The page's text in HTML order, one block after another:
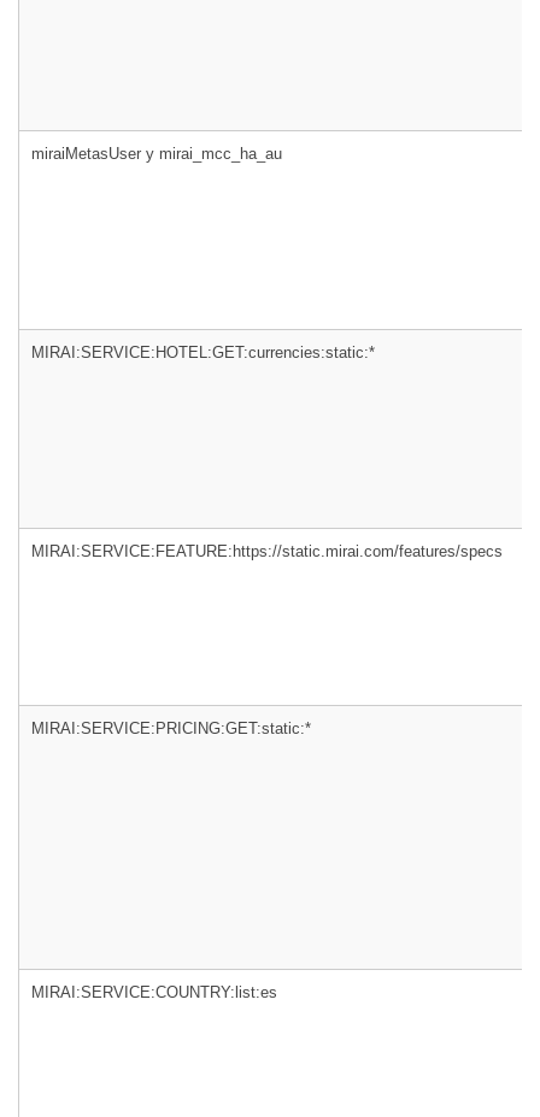
miraiMetasUser y mirai_mcc_ha_au
MIRAI:SERVICE:HOTEL:GET:currencies:static:*
MIRAI:SERVICE:FEATURE:https://static.mirai.com/features/specs
MIRAI:SERVICE:PRICING:GET:static:*
MIRAI:SERVICE:COUNTRY:list:es